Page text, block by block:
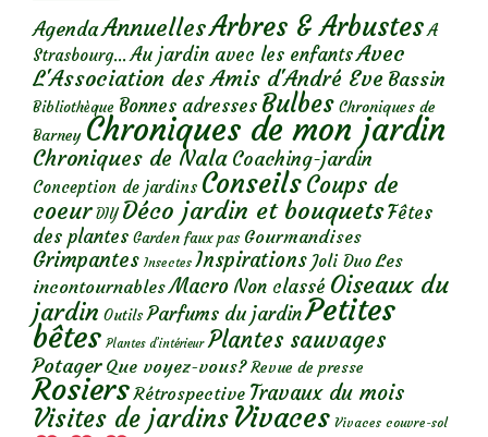
AgendaAnnuellesArbres & Arbustes A
Strasbourg... Au jardin avec les enfantsAvec
L'Association des Amis d'André Eve Bassin
Bibliothèque Bonnes adresses Bulbes Chroniques de
Barney Chroniques de mon jardin
Chroniques de Nala Coaching-jardin
Conception de jardins ConseilsCoups de
coeur DIY Déco jardin et bouquetsFêtes
des plantes Garden faux pas Gourmandises
Grimpantes Insectes Inspirations Joli Duo Les
incontournables Macro Non classé Oiseaux du
jardin Outils Parfums du jardinPetites
bêtes Plantes d’intérieur Plantes sauvages
Potager Que voyez-vous? Revue de presse
Rosiers Rétrospective Travaux du mois
Visites de jardins Vivaces Vivaces couvre-sol